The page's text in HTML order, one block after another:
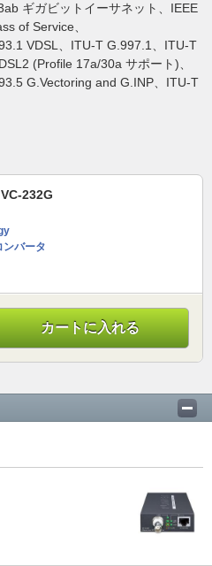
ギガビットイーサネット、IEEE
of Service、
VDSL、ITU-T G.997.1、ITU-T
(Profile 17a/30a サポート)、
G.Vectoring and G.INP、ITU-T
232G
ンバータ
カートに入れる